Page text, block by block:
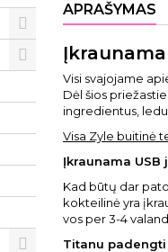
APRAŠYMAS
Visi svajojame
Dėl šios
ingredientus,
Visa Zyle buitinė
Įkraunama USB
Kad būtų dar
kokteilinė yra
vos per 3-4
Titanu padengti